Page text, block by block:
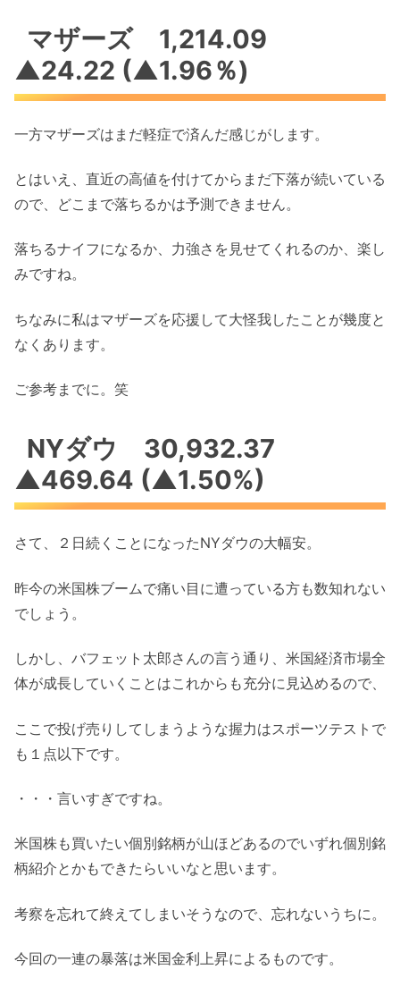
マザーズ 1,214.09
▲24.22 (▲1.96％)
一方マザーズはまだ軽症で済んだ感じがします。
とはいえ、直近の高値を付けてからまだ下落が続いている
ので、どこまで落ちるかは予測できません。
落ちるナイフになるか、力強さを見せてくれるのか、楽し
みですね。
ちなみに私はマザーズを応援して大怪我したことが幾度と
なくあります。
ご参考までに。笑
NYダウ 30,932.37
▲469.64 (▲1.50%)
さて、２日続くことになったNYダウの大幅安。
昨今の米国株ブームで痛い目に遭っている方も数知れない
でしょう。
しかし、バフェット太郎さんの言う通り、米国経済市場全
体が成長していくことはこれからも充分に見込めるので、
ここで投げ売りしてしまうような握力はスポーツテストで
も１点以下です。
・・・言いすぎですね。
米国株も買いたい個別銘柄が山ほどあるのでいずれ個別銘
柄紹介とかもできたらいいなと思います。
考察を忘れて終えてしまいそうなので、忘れないうちに。
今回の一連の暴落は米国金利上昇によるものです。